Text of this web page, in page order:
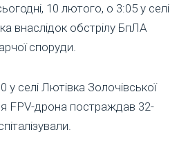
10 лютого, о 3:05 у селі
внаслідок обстрілу БпЛА
споруди.
селі Лютівка Золочівської
FPV-дрона постраждав 32-